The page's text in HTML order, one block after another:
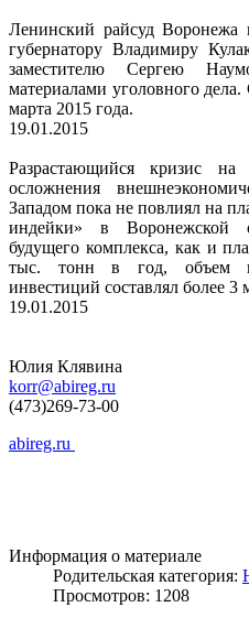
Ленинский райсуд Воронежа
губернатору Владимиру
заместителю Сергею
материалами уголовного
марта 2015 года.
19.01.2015
Разрастающийся кризис
осложнения
Западом пока не повлиял на
индейки» в Воронежской
будущего комплекса, как и
тыс. тонн в год, объем
инвестиций составлял более 3
19.01.2015
Юлия Клявина
korr@abireg.ru
(473)269-73-00
abireg.ru
Информация о материале
Родительская категория:
Просмотров: 1208